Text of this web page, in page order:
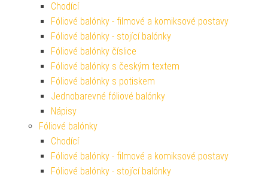
Chodící
Fóliové balónky - filmové a komiksové postavy
Fóliové balónky - stojící balónky
Fóliové balónky číslice
Fóliové balónky s českým textem
Fóliové balónky s potiskem
Jednobarevné fóliové balónky
Nápisy
Fóliové balónky
Chodící
Fóliové balónky - filmové a komiksové postavy
Fóliové balónky - stojící balónky